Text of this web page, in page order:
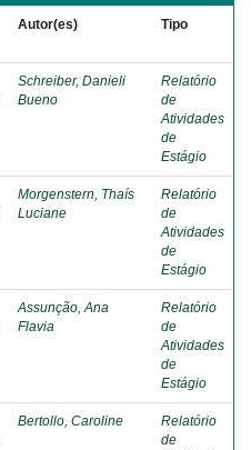
Autor(es) Tipo
Schreiber, Danieli
Bueno
Relatório
de
Atividades
de
Estágio
Morgenstern, Thaís
Luciane
Relatório
de
Atividades
de
Estágio
Assunção, Ana
Flavia
Relatório
de
Atividades
de
Estágio
Bertollo, Caroline
Relatório
de